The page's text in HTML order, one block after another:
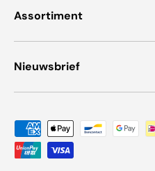
Assortiment
Nieuwsbrief
Geaccepteerde